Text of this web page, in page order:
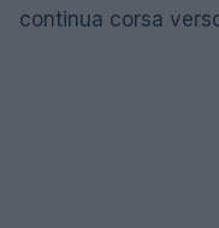
continua corsa